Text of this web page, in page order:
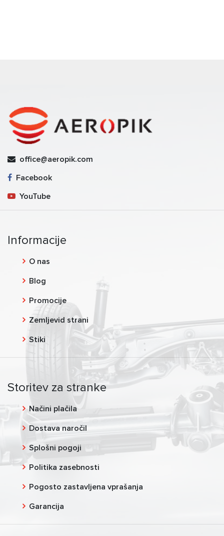
office@aeropik.com
Facebook
YouTube
Informacije
O nas
Blog
Promocije
Zemljevid strani
Stiki
Storitev za stranke
Načini plačila
Dostava naročil
Splošni pogoji
Politika zasebnosti
Pogosto zastavljena vprašanja
Garancija